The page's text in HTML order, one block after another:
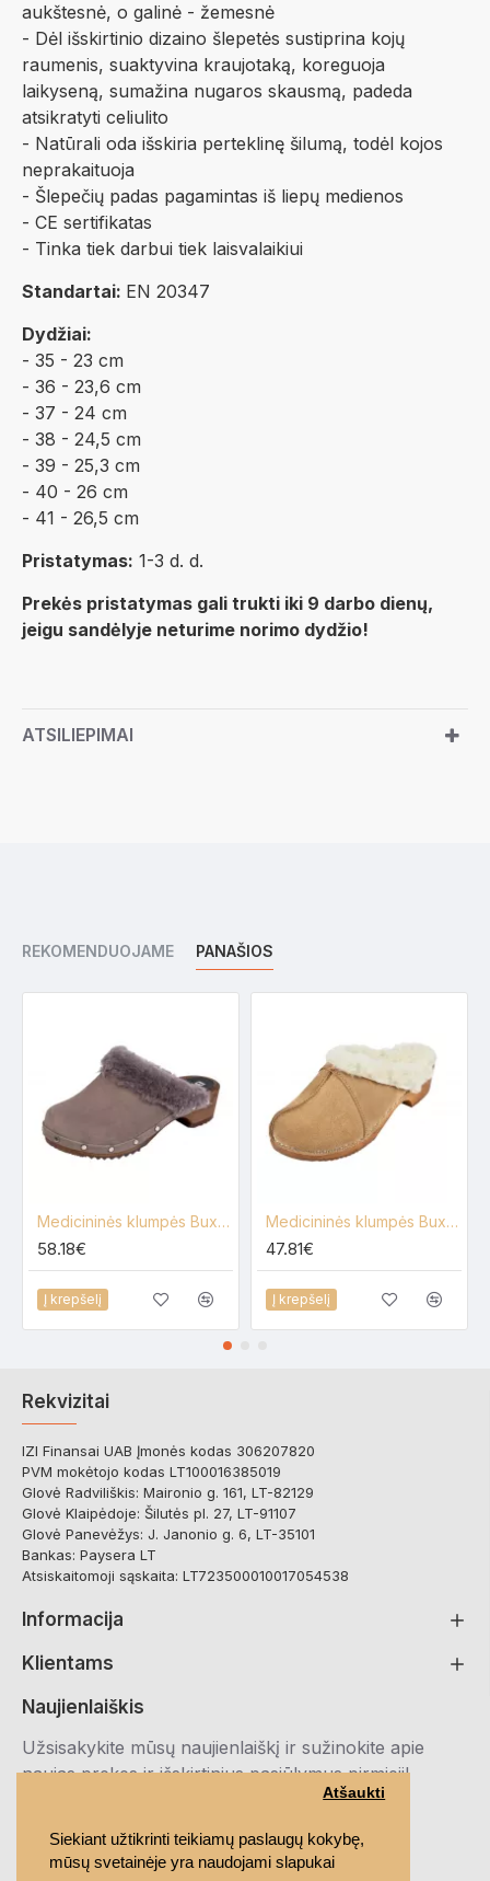
Siekiant užtikrinti teikiamų paslaugų kokybę,
mūsų svetainėje yra naudojami slapukai
Atšaukti
aukštesnė, o galinė - žemesnė
- Dėl išskirtinio dizaino šlepetės sustiprina kojų
raumenis, suaktyvina kraujotaką, koreguoja
laikyseną, sumažina nugaros skausmą, padeda
atsikratyti celiulito
- Natūrali oda išskiria perteklinę šilumą, todėl kojos
neprakaituoja
- Šlepečių padas pagamintas iš liepų medienos
- CE sertifikatas
- Tinka tiek darbui tiek laisvalaikiui
Standartai: EN 20347
Dydžiai:
- 35 - 23 cm
- 36 - 23,6 cm
- 37 - 24 cm
- 38 - 24,5 cm
- 39 - 25,3 cm
- 40 - 26 cm
- 41 - 26,5 cm
Pristatymas: 1-3 d. d.
Prekės pristatymas gali trukti iki 9 darbo dienų,
jeigu sandėlyje neturime norimo dydžio!
ATSILIEPIMAI
REKOMENDUOJAME PANAŠIOS
Medicininės klumpės Buxa PF2
58.18€
Į krepšelį
Medicininės klumpės Buxa PF1
47.81€
Į krepšelį
Rekvizitai
IZI Finansai UAB Įmonės kodas 306207820
PVM mokėtojo kodas LT100016385019
Glovė Radviliškis: Maironio g. 161, LT-82129
Glovė Klaipėdoje: Šilutės pl. 27, LT-91107
Glovė Panevėžys: J. Janonio g. 6, LT-35101
Bankas: Paysera LT
Atsiskaitomoji sąskaita: LT723500010017054538
Informacija
Klientams
Naujienlaiškis
Užsisakykite mūsų naujienlaiškį ir sužinokite apie
naujas prekes ir išskirtinius pasiūlymus pirmieji!
Susipažinau ir sutinku su Privatumo politika